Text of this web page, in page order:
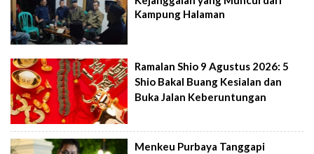
Kampung Halaman
Ramalan Shio 9 Agustus 2026: 5
Shio Bakal Buang Kesialan dan
Buka Jalan Keberuntungan
Menkeu Purbaya Tanggapi